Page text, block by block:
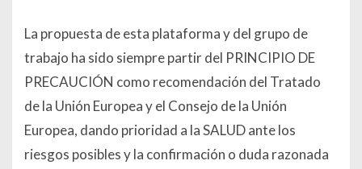
La propuesta de esta plataforma y del grupo de
trabajo ha sido siempre partir del PRINCIPIO DE
PRECAUCIÓN como recomendación del Tratado
de la Unión Europea y el Consejo de la Unión
Europea, dando prioridad a la SALUD ante los
riesgos posibles y la confirmación o duda razonada